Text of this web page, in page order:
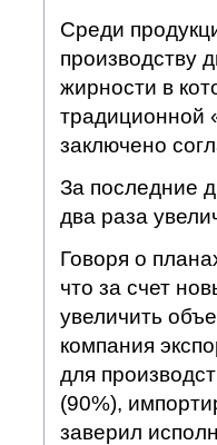
Среди
производству
жирности в
традиционной
заключено
За последние
два раза
Говоря о
что за счет
увеличить
компания
для
(90%),
заверил